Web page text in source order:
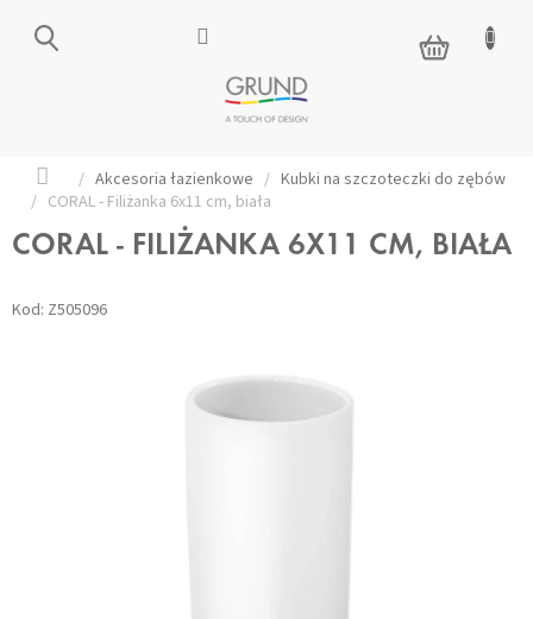
KOSZYK
Home
/ Akcesoria łazienkowe / Kubki na szczoteczki do zębów
/ CORAL - Filiżanka 6x11 cm, biała
CORAL - FILIŻANKA 6X11 CM, BIAŁA
Kod: Z505096